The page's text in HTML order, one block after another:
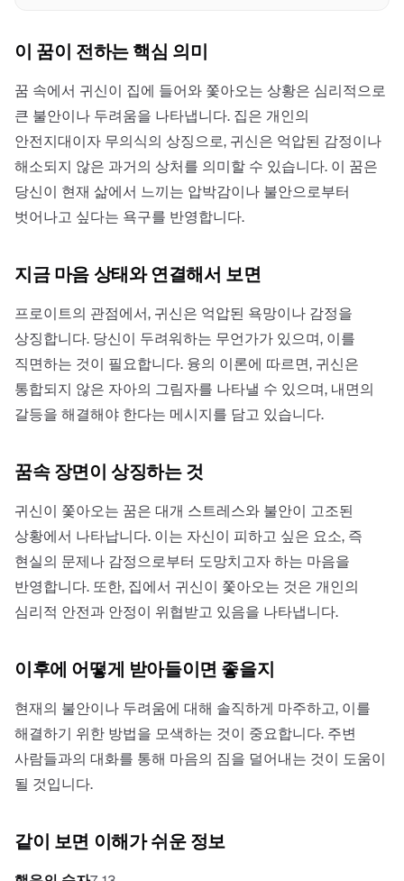
이 꿈이 전하는 핵심 의미
꿈 속에서 귀신이 집에 들어와 쫓아오는 상황은 심리적으로
큰 불안이나 두려움을 나타냅니다. 집은 개인의
안전지대이자 무의식의 상징으로, 귀신은 억압된 감정이나
해소되지 않은 과거의 상처를 의미할 수 있습니다. 이 꿈은
당신이 현재 삶에서 느끼는 압박감이나 불안으로부터
벗어나고 싶다는 욕구를 반영합니다.
지금 마음 상태와 연결해서 보면
프로이트의 관점에서, 귀신은 억압된 욕망이나 감정을
상징합니다. 당신이 두려워하는 무언가가 있으며, 이를
직면하는 것이 필요합니다. 융의 이론에 따르면, 귀신은
통합되지 않은 자아의 그림자를 나타낼 수 있으며, 내면의
갈등을 해결해야 한다는 메시지를 담고 있습니다.
꿈속 장면이 상징하는 것
귀신이 쫓아오는 꿈은 대개 스트레스와 불안이 고조된
상황에서 나타납니다. 이는 자신이 피하고 싶은 요소, 즉
현실의 문제나 감정으로부터 도망치고자 하는 마음을
반영합니다. 또한, 집에서 귀신이 쫓아오는 것은 개인의
심리적 안전과 안정이 위협받고 있음을 나타냅니다.
이후에 어떻게 받아들이면 좋을지
현재의 불안이나 두려움에 대해 솔직하게 마주하고, 이를
해결하기 위한 방법을 모색하는 것이 중요합니다. 주변
사람들과의 대화를 통해 마음의 짐을 덜어내는 것이 도움이
될 것입니다.
같이 보면 이해가 쉬운 정보